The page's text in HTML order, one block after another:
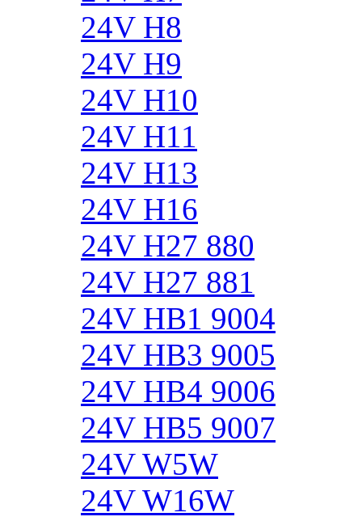
24V H8
24V H9
24V H10
24V H11
24V H13
24V H16
24V H27 880
24V H27 881
24V HB1 9004
24V HB3 9005
24V HB4 9006
24V HB5 9007
24V W5W
24V W16W